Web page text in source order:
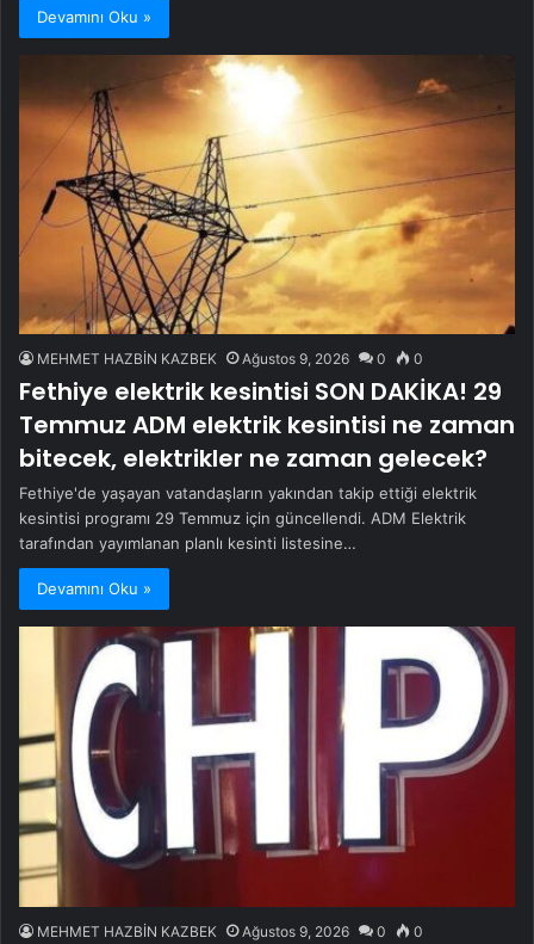
Devamını Oku »
MEHMET HAZBİN KAZBEK Ağustos 9, 2026 0 0
Fethiye elektrik kesintisi SON DAKİKA! 29
Temmuz ADM elektrik kesintisi ne zaman
bitecek, elektrikler ne zaman gelecek?
Fethiye'de yaşayan vatandaşların yakından takip ettiği elektrik
kesintisi programı 29 Temmuz için güncellendi. ADM Elektrik
tarafından yayımlanan planlı kesinti listesine…
Devamını Oku »
MEHMET HAZBİN KAZBEK Ağustos 9, 2026 0 0